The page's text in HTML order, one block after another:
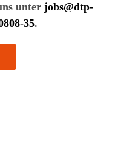
unter jobs@dtp-
35.